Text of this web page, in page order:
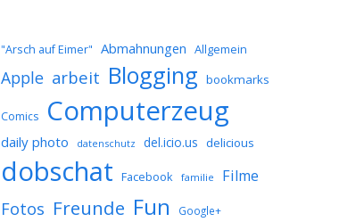
"Arsch auf Eimer" Abmahnungen Allgemein
Apple arbeit Blogging bookmarks
Comics Computerzeug
daily photo datenschutz del.icio.us delicious
dobschat Facebook familie Filme
Fotos Freunde Fun Google+